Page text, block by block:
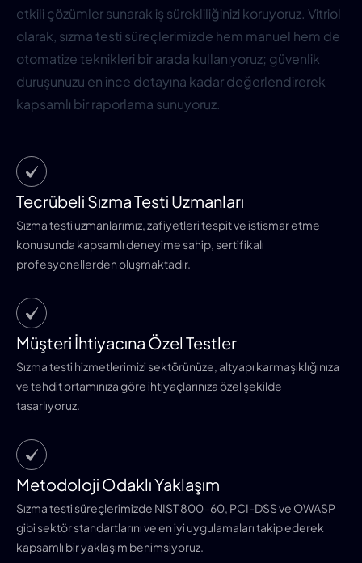
etkili çözümler sunarak iş sürekliliğinizi koruyoruz. Vitriol
olarak, sızma testi süreçlerimizde hem manuel hem de
otomatize teknikleri bir arada kullanıyoruz; güvenlik
duruşunuzu en ince detayına kadar değerlendirerek
kapsamlı bir raporlama sunuyoruz.
Tecrübeli Sızma Testi Uzmanları
Sızma testi uzmanlarımız, zafiyetleri tespit ve istismar etme
konusunda kapsamlı deneyime sahip, sertifikalı
profesyonellerden oluşmaktadır.
Müşteri İhtiyacına Özel Testler
Sızma testi hizmetlerimizi sektörünüze, altyapı karmaşıklığınıza
ve tehdit ortamınıza göre ihtiyaçlarınıza özel şekilde
tasarlıyoruz.
Metodoloji Odaklı Yaklaşım
Sızma testi süreçlerimizde NIST 800-60, PCI-DSS ve OWASP
gibi sektör standartlarını ve en iyi uygulamaları takip ederek
kapsamlı bir yaklaşım benimsiyoruz.